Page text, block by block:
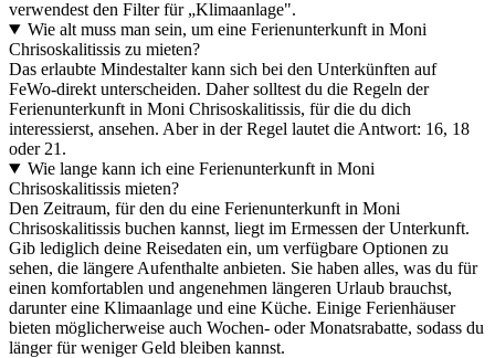
verwendest den Filter für „Klimaanlage".
Wie alt muss man sein, um eine Ferienunterkunft in Moni
Chrisoskalitissis zu mieten?
Das erlaubte Mindestalter kann sich bei den Unterkünften auf
FeWo-direkt unterscheiden. Daher solltest du die Regeln der
Ferienunterkunft in Moni Chrisoskalitissis, für die du dich
interessierst, ansehen. Aber in der Regel lautet die Antwort: 16, 18
oder 21.
Wie lange kann ich eine Ferienunterkunft in Moni
Chrisoskalitissis mieten?
Den Zeitraum, für den du eine Ferienunterkunft in Moni
Chrisoskalitissis buchen kannst, liegt im Ermessen der Unterkunft.
Gib lediglich deine Reisedaten ein, um verfügbare Optionen zu
sehen, die längere Aufenthalte anbieten. Sie haben alles, was du für
einen komfortablen und angenehmen längeren Urlaub brauchst,
darunter eine Klimaanlage und eine Küche. Einige Ferienhäuser
bieten möglicherweise auch Wochen- oder Monatsrabatte, sodass du
länger für weniger Geld bleiben kannst.